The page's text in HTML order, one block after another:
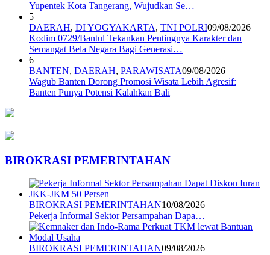
Yupentek Kota Tangerang, Wujudkan Se…
5
DAERAH, DI YOGYAKARTA, TNI POLRI09/08/2026
Kodim 0729/Bantul Tekankan Pentingnya Karakter dan
Semangat Bela Negara Bagi Generasi…
6
BANTEN, DAERAH, PARAWISATA09/08/2026
Wagub Banten Dorong Promosi Wisata Lebih Agresif:
Banten Punya Potensi Kalahkan Bali
BIROKRASI PEMERINTAHAN
BIROKRASI PEMERINTAHAN10/08/2026
Pekerja Informal Sektor Persampahan Dapa…
BIROKRASI PEMERINTAHAN09/08/2026